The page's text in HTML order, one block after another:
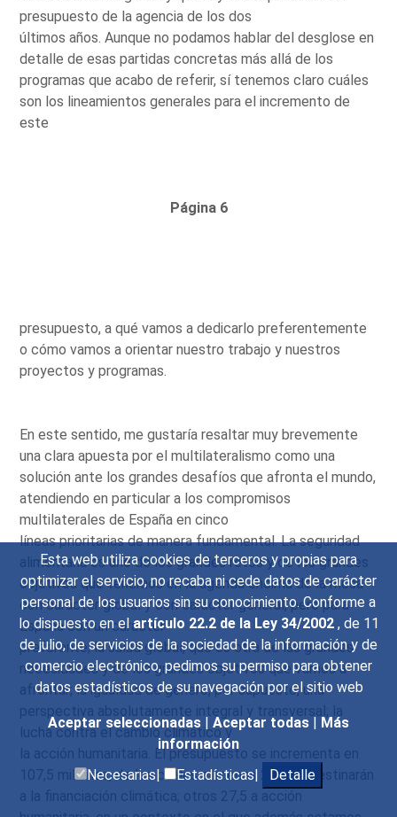
Esta web utiliza cookies de terceros y propias para
optimizar el servicio, no recaba ni cede datos de carácter
personal de los usuarios sin su conocimiento. Conforme a
lo dispuesto en elartículo 22.2 de la Ley 34/2002 , de 11
de julio, de servicios de la sociedad de la información y de
comercio electrónico, pedimos su permiso para obtener
datos estadísticos de su navegación por el sitio web
Aceptar seleccionadas | Aceptar todas | Más
información
Necesarias|
Estadísticas| Detalle
presupuesto de la agencia de los dos
últimos años. Aunque no podamos hablar del desglose en
detalle de esas partidas concretas más allá de los
programas que acabo de referir, sí tenemos claro cuáles
son los lineamientos generales para el incremento de
este
Página 6
presupuesto, a qué vamos a dedicarlo preferentemente
o cómo vamos a orientar nuestro trabajo y nuestros
proyectos y programas.
En este sentido, me gustaría resaltar muy brevemente
una clara apuesta por el multilateralismo como una
solución ante los grandes desafíos que afronta el mundo,
atendiendo en particular a los compromisos
multilaterales de España en cinco
líneas prioritarias de manera fundamental. La seguridad
alimentaria es uno de los grandes retos y de los grandes
objetivos que tenemos en la agenda encima de la mesa
con carácter global y con carácter general, pero para
España con un carácter
preferente; la salud global, que es otra de las grandes
necesidades y de los grandes objetivos que vamos a
afrontar; la igualdad de género, por supuesto, una
perspectiva absolutamente integral y transversal; la
lucha contra el cambio climático y
la acción humanitaria. El presupuesto se incrementa en
107,5 millones, de los cuales al menos 27,5 se destinarán
a la financiación climática; otros 27,5 a acción